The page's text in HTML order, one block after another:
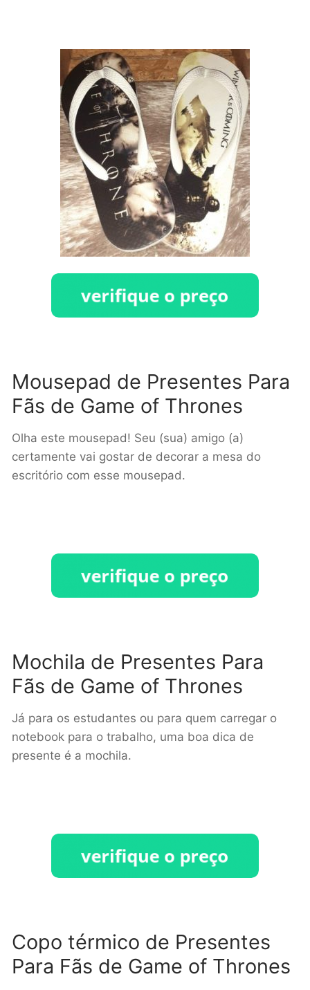
Mousepad de Presentes Para
Fãs de Game of Thrones
Olha este mousepad! Seu (sua) amigo (a)
certamente vai gostar de decorar a mesa do
escritório com esse mousepad.
Mochila de Presentes Para
Fãs de Game of Thrones
Já para os estudantes ou para quem carregar o
notebook para o trabalho, uma boa dica de
presente é a mochila.
Copo térmico de Presentes
Para Fãs de Game of Thrones